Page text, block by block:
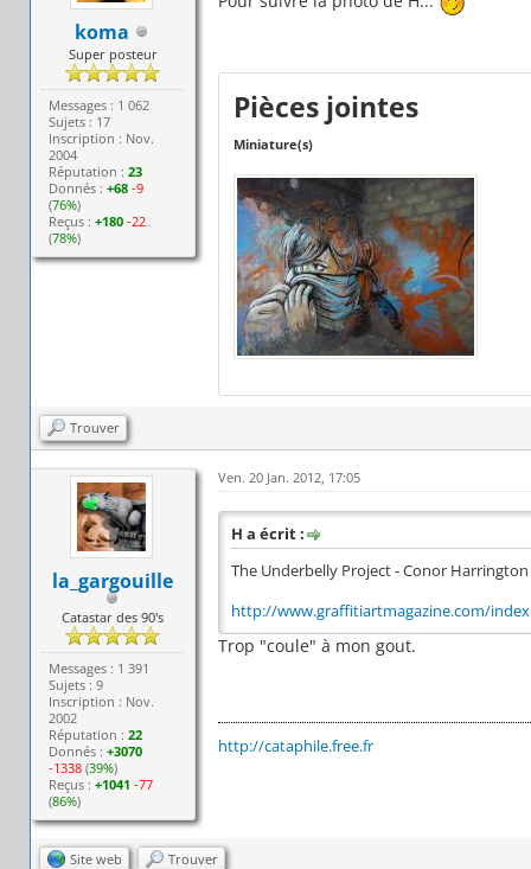
koma
Super posteur
Messages : 1 062
Sujets : 17
Inscription : Nov.
2004
Réputation :23
Donnés :+68 -9
(76%)
Reçus :+180 -22
(78%)
Pièces jointes
Miniature(s)
Trouver
la_gargouille
Catastar des 90's
Messages : 1 391
Sujets : 9
Inscription : Nov.
2002
Réputation :22
Donnés :+3070
-1338 (39%)
Reçus :+1041 -77
(86%)
Ven. 20 Jan. 2012, 17:05
H a écrit :
The Underbelly Project - Conor Harrington
http://www.graffitiartmagazine.com/
Trop "coule" à mon gout.
http://cataphile.free.fr
Site web Trouver